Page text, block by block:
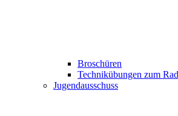
Broschüren
Technikübungen zum
Jugendausschuss